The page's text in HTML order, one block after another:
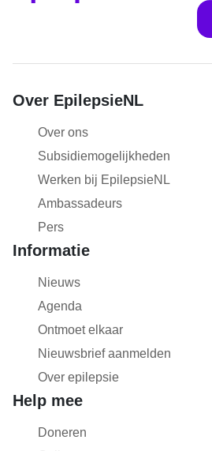
Over EpilepsieNL
Over ons
Subsidiemogelijkheden
Werken bij EpilepsieNL
Ambassadeurs
Pers
Informatie
Nieuws
Agenda
Ontmoet elkaar
Nieuwsbrief aanmelden
Over epilepsie
Help mee
Doneren